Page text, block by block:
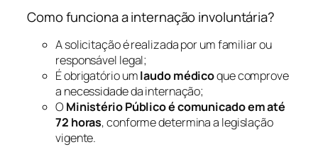
Como funciona a internação involuntária?
A solicitação é realizada por um familiar ou
responsável legal;
É obrigatório umlaudo médicoque comprove
a necessidade da internação;
O Ministério Público é comunicado em até
72 horas, conforme determina a legislação
vigente.